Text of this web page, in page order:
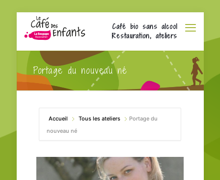
Café bio sans alcool
Restauration, ateliers
Portage du nouveau né
Accueil Tous les ateliers
Portage du
nouveau né